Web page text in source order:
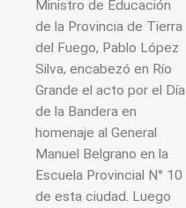
Ministro de Educación
de la Provincia de Tierra
del Fuego, Pablo López
Silva, encabezó en Río
Grande el acto por el Día
de la Bandera en
homenaje al General
Manuel Belgrano en la
Escuela Provincial N° 10
de esta ciudad. Luego